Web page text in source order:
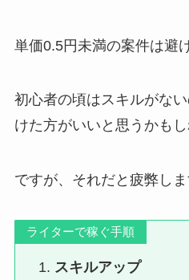
単価0.5円未満の案件は避
初心者の頃はスキルがな
けた方がいいと思うかもし
ですが、それだと疲弊しま
ライターで稼ぐ手順
スキルアップ